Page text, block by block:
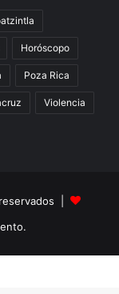
Horóscopo
Poza Rica
Violencia
|